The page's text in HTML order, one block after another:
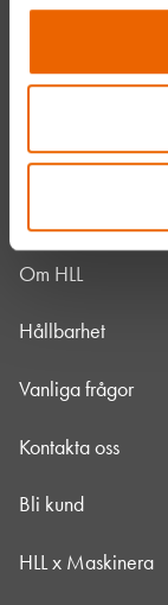
Jobba hos oss
Om HLL
Hållbarhet
Vanliga frågor
Kontakta oss
Bli kund
HLL x Maskinera